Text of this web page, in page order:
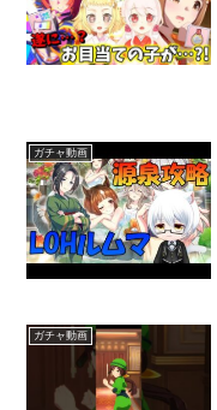
ガチャ動画
ガチャ動画